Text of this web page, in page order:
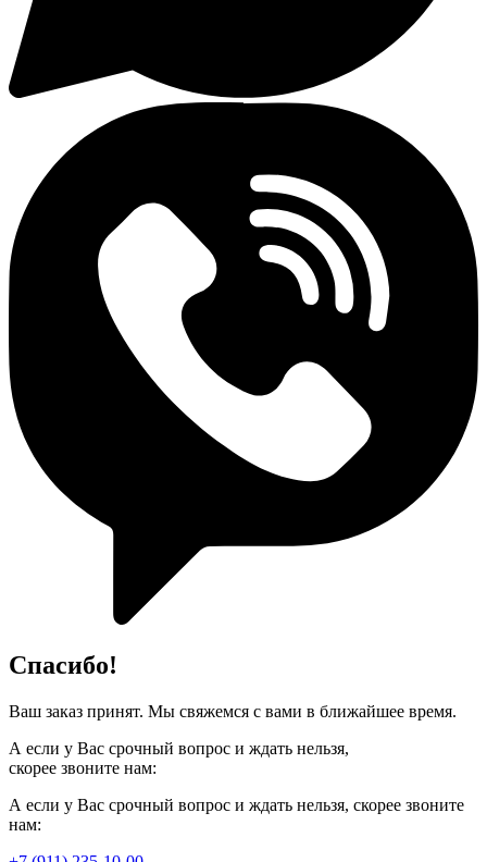
Спасибо!
Ваш заказ принят. Мы свяжемся с вами в ближайшее время.
А если у Вас срочный вопрос и ждать нельзя,
скорее звоните нам:
А если у Вас срочный вопрос и ждать нельзя, скорее звоните
нам: